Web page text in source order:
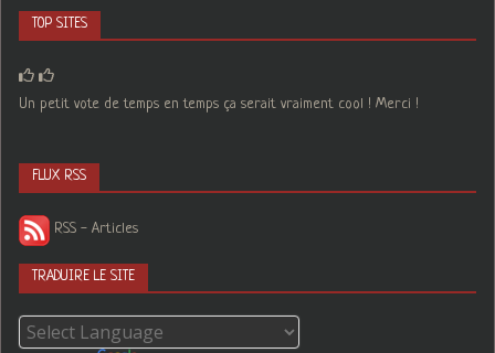
TOP SITES
Un petit vote de temps en temps ça serait vraiment cool ! Merci !
FLUX RSS
RSS - Articles
TRADUIRE LE SITE